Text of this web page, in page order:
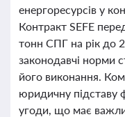
енергоресурсів у
Контракт SEFE
тонн СПГ на рік до
законодавчі норми
його виконання.
юридичну підставу
угоди, що має